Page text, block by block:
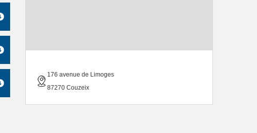
176 avenue de Limoges
87270 Couzeix